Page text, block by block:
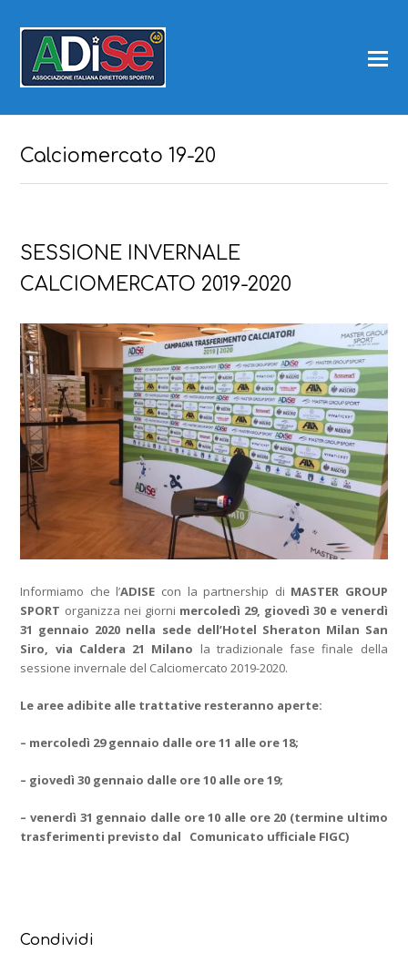
Calciomercato 19-20
SESSIONE INVERNALE
CALCIOMERCATO 2019-2020
Informiamo che l’ADISE con la partnership di MASTER GROUP
SPORT organizza nei giorni mercoledì 29, giovedì 30 e venerdì
31 gennaio 2020 nella sede dell’Hotel Sheraton Milan San
Siro, via Caldera 21 Milano la tradizionale fase finale della
sessione invernale del Calciomercato 2019-2020.
Le aree adibite alle trattative resteranno aperte:
– mercoledì 29 gennaio dalle ore 11 alle ore 18;
– giovedì 30 gennaio dalle ore 10 alle ore 19;
– venerdì 31 gennaio dalle ore 10 alle ore 20 (termine ultimo
trasferimenti previsto dal Comunicato ufficiale FIGC)
Condividi